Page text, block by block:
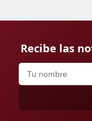
Recibe las